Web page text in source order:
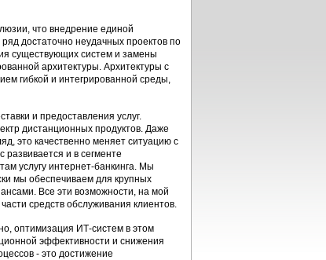
что внедрение единой
достаточно неудачных проектов по
существующих систем и замены
архитектуры. Архитектуры с
гибкой и интегрированной среды,
и предоставления услуг.
дистанционных продуктов. Даже
это качественно меняет ситуацию с
и в сегменте
услугу интернет-банкинга. Мы
мы обеспечиваем для крупных
Все эти возможности, на мой
средств обслуживания клиентов.
оптимизация ИТ-систем в этом
эффективности и снижения
- это достижение